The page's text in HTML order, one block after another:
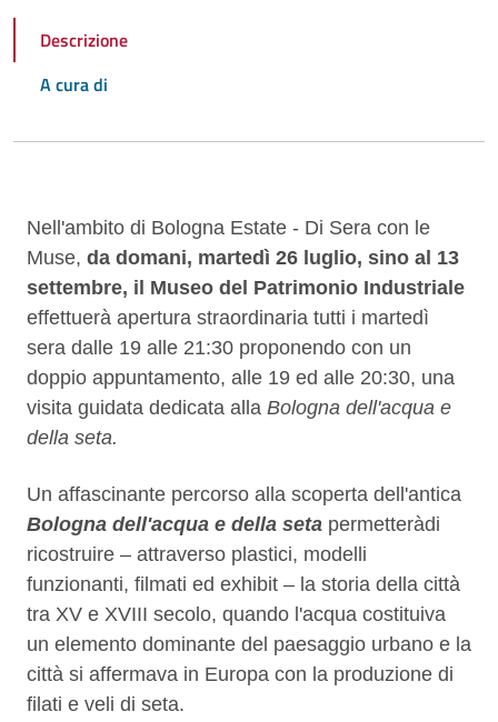
Descrizione
A cura di
Descrizione
Nell'ambito di Bologna Estate - Di Sera con le
Muse, da domani, martedì 26 luglio, sino al 13
settembre, il Museo del Patrimonio Industriale
effettuerà apertura straordinaria tutti i martedì
sera dalle 19 alle 21:30 proponendo con un
doppio appuntamento, alle 19 ed alle 20:30, una
visita guidata dedicata alla Bologna dell'acqua e
della seta.
Un affascinante percorso alla scoperta dell'antica
Bologna dell'acqua e della seta permetteràdi
ricostruire – attraverso plastici, modelli
funzionanti, filmati ed exhibit – la storia della città
tra XV e XVIII secolo, quando l'acqua costituiva
un elemento dominante del paesaggio urbano e la
città si affermava in Europa con la produzione di
filati e veli di seta.